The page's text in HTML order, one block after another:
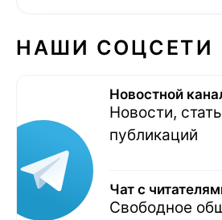
НАШИ СОЦСЕТИ
Новостной
Новости,
публикаций
Чат с
Свободное